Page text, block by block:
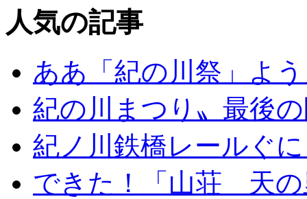
人気の記事
ああ「紀の川祭」よ
紀の川まつり〟最後
紀ノ川鉄橋レールぐ
できた！「山荘 天の